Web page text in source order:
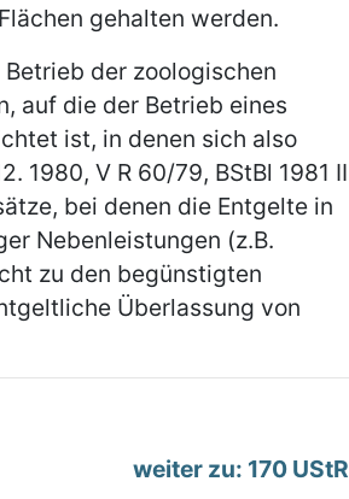
gehalten werden.
der zoologischen
auf die der Betrieb eines
ist, in denen sich also
1980, V R 60/79, BStBl 1981 II
bei denen die Entgelte in
Nebenleistungen (z.B.
zu den begünstigten
Überlassung von
weiter zu: 170 UStR